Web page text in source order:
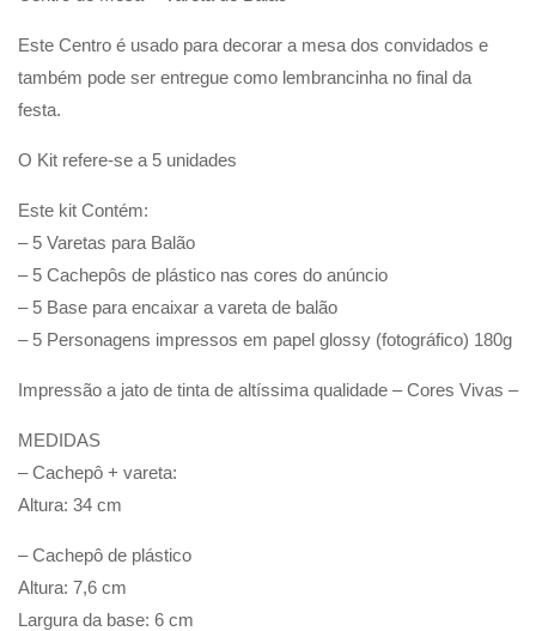
Este Centro é usado para decorar a mesa dos convidados e
também pode ser entregue como lembrancinha no final da
festa.
O Kit refere-se a 5 unidades
Este kit Contém:
– 5 Varetas para Balão
– 5 Cachepôs de plástico nas cores do anúncio
– 5 Base para encaixar a vareta de balão
– 5 Personagens impressos em papel glossy (fotográfico) 180g
Impressão a jato de tinta de altíssima qualidade – Cores Vivas –
MEDIDAS
– Cachepô + vareta:
Altura: 34 cm
– Cachepô de plástico
Altura: 7,6 cm
Largura da base: 6 cm